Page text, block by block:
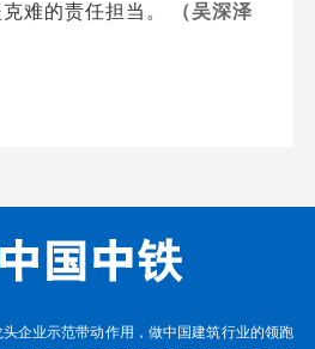
难的责任担当。
（吴深泽
企业示范带动作用，做中国建筑行业的领跑